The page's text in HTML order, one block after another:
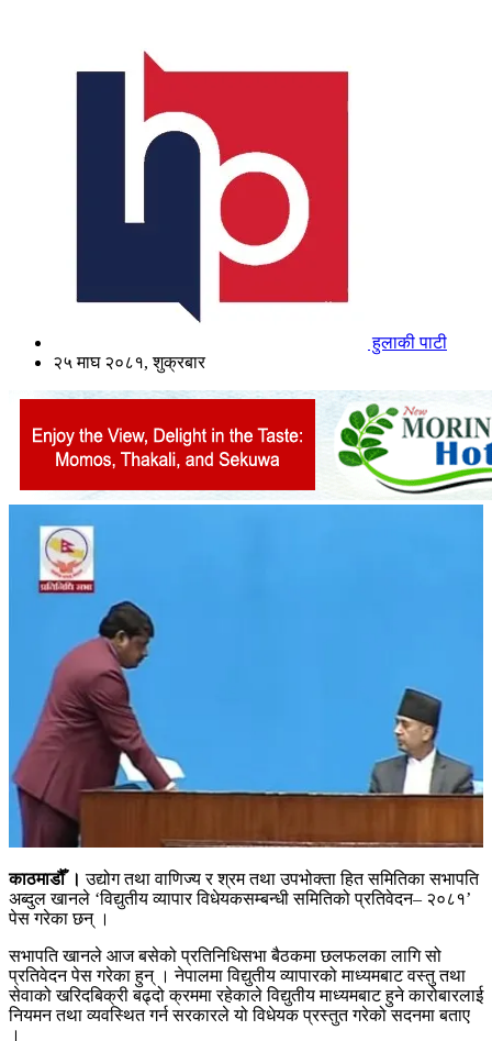
हुलाकी पाटी
२५ माघ २०८१, शुक्रबार
काठमाडौँ । उद्योग तथा वाणिज्य र श्रम तथा उपभोक्ता हित समितिका सभापति
अब्दुल खानले ‘विद्युतीय व्यापार विधेयकसम्बन्धी समितिको प्रतिवेदन– २०८१’
पेस गरेका छन् ।
सभापति खानले आज बसेको प्रतिनिधिसभा बैठकमा छलफलका लागि सो
प्रतिवेदन पेस गरेका हुन् । नेपालमा विद्युतीय व्यापारको माध्यमबाट वस्तु तथा
सेवाको खरिदबिक्री बढ्दो क्रममा रहेकाले विद्युतीय माध्यमबाट हुने कारोबारलाई
नियमन तथा व्यवस्थित गर्न सरकारले यो विधेयक प्रस्तुत गरेको सदनमा बताए
।